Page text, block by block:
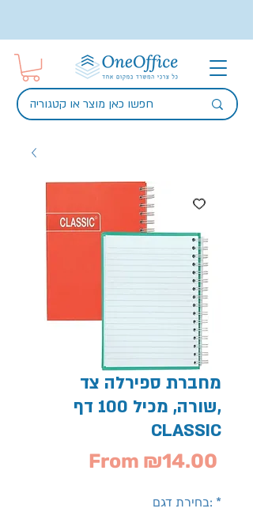
מחברת ספירלה צד
שורה, מכיל 100 דף,
CLASSIC
From ₪14.00
בחירת דגם: *